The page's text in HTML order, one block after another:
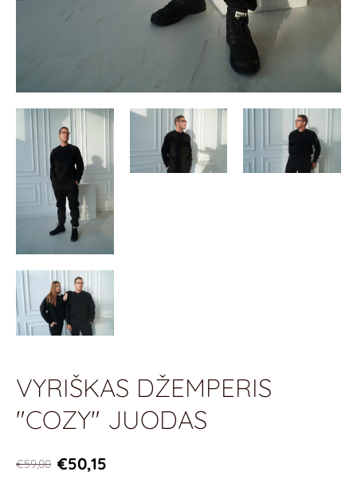
VYRIŠKAS DŽEMPERIS
"COZY" JUODAS
€59,00 €50,15